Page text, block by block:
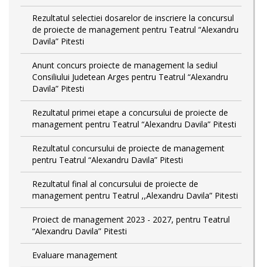
Rezultatul selectiei dosarelor de inscriere la concursul
de proiecte de management pentru Teatrul “Alexandru
Davila” Pitesti
Anunt concurs proiecte de management la sediul
Consiliului Judetean Arges pentru Teatrul “Alexandru
Davila” Pitesti
Rezultatul primei etape a concursului de proiecte de
management pentru Teatrul “Alexandru Davila” Pitesti
Rezultatul concursului de proiecte de management
pentru Teatrul “Alexandru Davila” Pitesti
Rezultatul final al concursului de proiecte de
management pentru Teatrul ,,Alexandru Davila” Pitesti
Proiect de management 2023 - 2027, pentru Teatrul
“Alexandru Davila” Pitesti
Evaluare management